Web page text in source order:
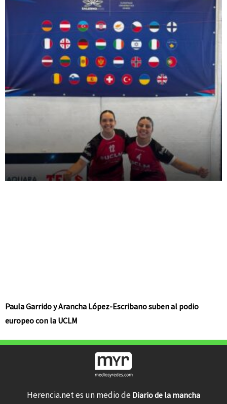
Paula Garrido y Arancha López-Escribano suben al podio
europeo con la UCLM
Herencia.net es un medio de Diario de la mancha